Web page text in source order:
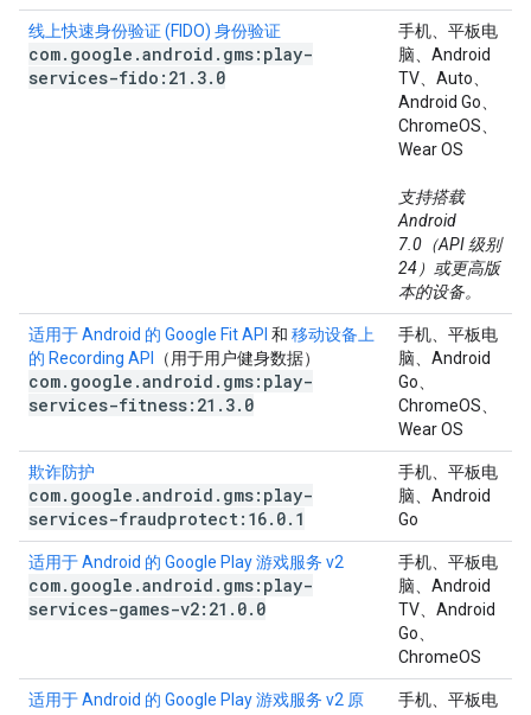
线上快速身份验证 (FIDO) 身份验证
com. google .android . gms:play-
services-fido:21 . 3. 0
手机、平板电
脑、Android
TV、Auto、
Android Go、
ChromeOS、
Wear OS
支持搭载
Android
7.0（API 级别
24）或更高版
本的设备。
适用于 Android 的 Google Fit API 和 移动设备上
的 Recording API
（用于用户健身数据）
com. google .android . gms:play-
services-fitness:21 . 3. 0
手机、平板电
脑、Android
Go、
ChromeOS、
Wear OS
欺诈防护
com. google .android . gms:play-
services-fraudprotect:16. 0. 1
手机、平板电
脑、Android
Go
适用于 Android 的 Google Play 游戏服务 v2
com. google .android . gms:play-
services-games-v2:21 . 0. 0
手机、平板电
脑、Android
TV、Android
Go、
ChromeOS
适用于 Android 的 Google Play 游戏服务 v2 原
手机、平板电